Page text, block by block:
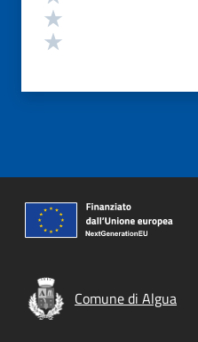
Comune di Algua